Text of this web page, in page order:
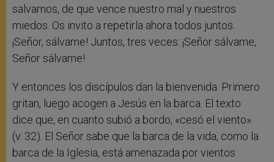
salvarnos, de que vence nuestro mal y nuestros
miedos. Os invito a repetirla ahora todos juntos:
¡Señor, sálvame! Juntos, tres veces: ¡Señor sálvame,
Señor sálvame!
Y entonces los discípulos dan la bienvenida. Primero
gritan, luego acogen a Jesús en la barca. El texto
dice que, en cuanto subió a bordo, «cesó el viento»
(v. 32). El Señor sabe que la barca de la vida, como la
barca de la Iglesia, está amenazada por vientos